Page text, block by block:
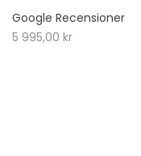
Google Recensioner
5 995,00 kr